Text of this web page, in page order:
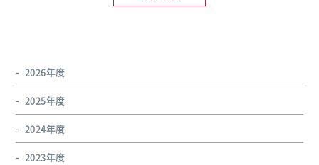
2026年度
2025年度
2024年度
2023年度